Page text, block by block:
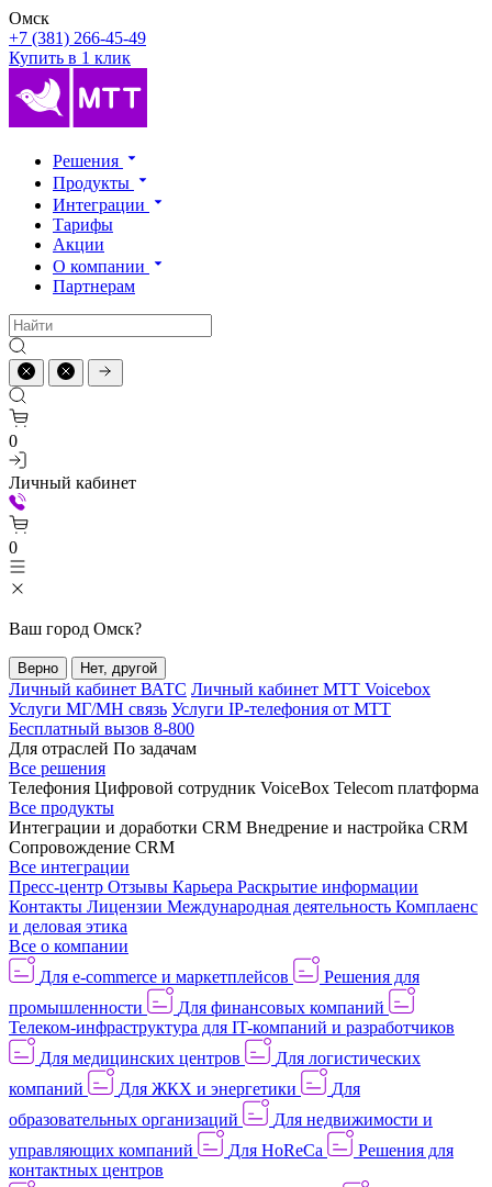
Омск
+7 (381) 266-45-49
Купить в 1 клик
Решения
Продукты
Интеграции
Тарифы
Акции
О компании
Партнерам
0
Личный кабинет
0
Ваш город Омск?
Верно Нет, другой
Личный кабинет ВАТС Личный кабинет МТТ Voicebox
Услуги МГ/МН связь Услуги IP-телефония от МТТ
Бесплатный вызов 8-800
Для отраслей По задачам
Все решения
Телефония Цифровой сотрудник VoiceBox Telecom платформа
Все продукты
Интеграции и доработки CRM Внедрение и настройка CRM
Сопровождение CRM
Все интеграции
Пресс-центр Отзывы Карьера Раскрытие информации
Контакты Лицензии Международная деятельность Комплаенс
и деловая этика
Все о компании
Для e-commerce и маркетплейсов
Решения для
промышленности
Для финансовых компаний
Телеком-инфраструктура для IT-компаний и разработчиков
Для медицинских центров
Для логистических
компаний
Для ЖКХ и энергетики
Для
образовательных организаций
Для недвижимости и
управляющих компаний
Для HoReCa
Решения для
контактных центров